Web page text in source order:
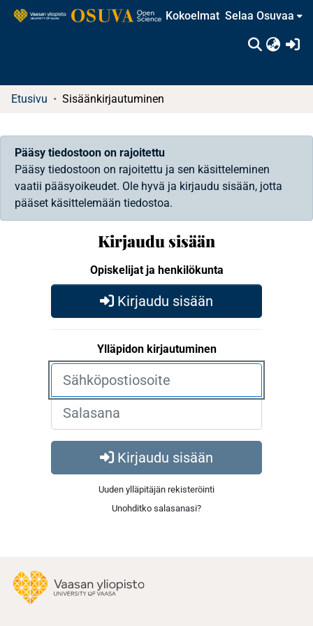
Kokoelmat Selaa Osuvaa
Etusivu Sisäänkirjautuminen
Pääsy tiedostoon on rajoitettu
Pääsy tiedostoon on rajoitettu ja sen käsitteleminen
vaatii pääsyoikeudet. Ole hyvä ja kirjaudu sisään, jotta
pääset käsittelemään tiedostoa.
Kirjaudu sisään
Opiskelijat ja henkilökunta
Kirjaudu sisään
Ylläpidon kirjautuminen
Kirjaudu sisään
Uuden ylläpitäjän rekisteröinti
Unohditko salasanasi?